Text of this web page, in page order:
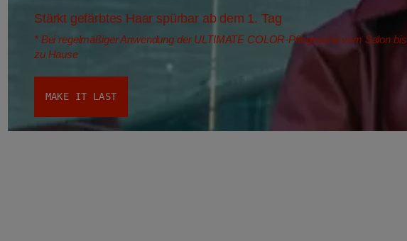
Stärkt gefärbtes Haar spürbar ab dem 1. Tag
* Bei regelmäßiger Anwendung der ULTIMATE COLOR-Pflegeserie vom Salon bis
zu Hause
MAKE IT LAST